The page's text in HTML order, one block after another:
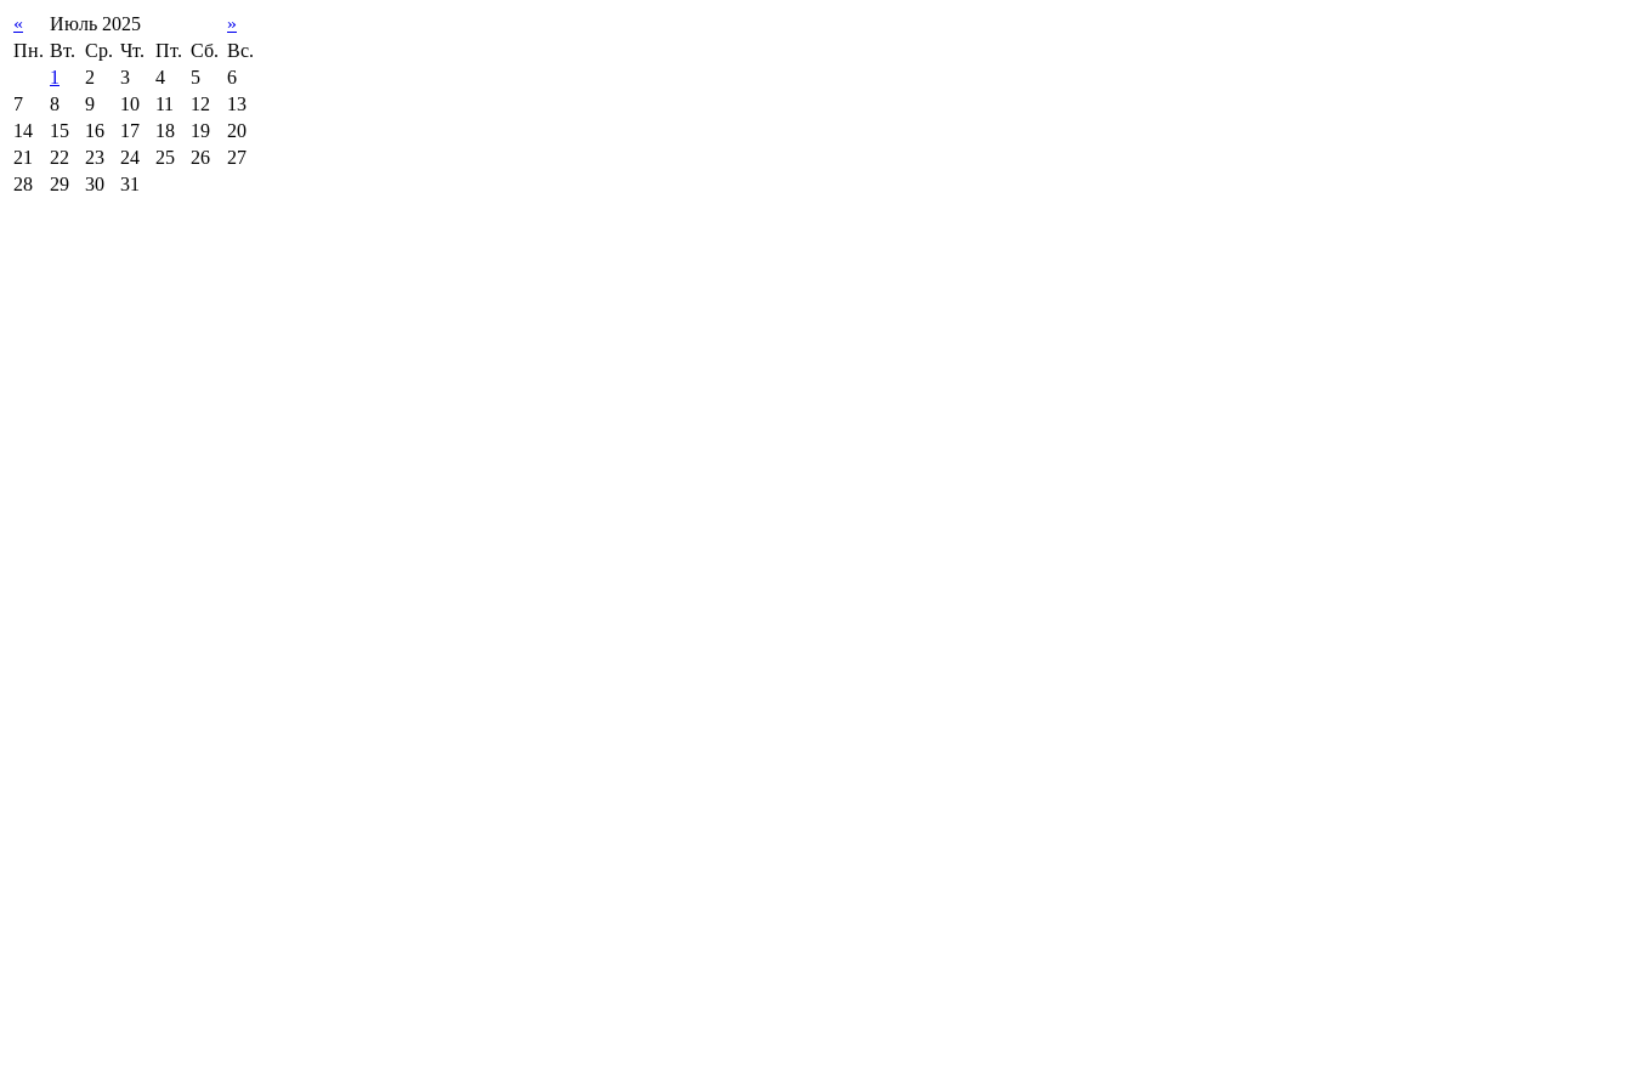
« Июль 2025
»
Пн. Вт. Ср. Чт. Пт. Сб. Вс.
1
2 3 4 5
6
7
8 9 10 11 12
13
14
15 16 17 18 19
20
21
22 23 24 25 26
27
28
29 30 31